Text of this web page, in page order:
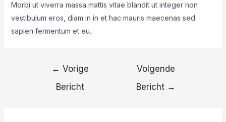
Morbi ut viverra massa mattis vitae blandit ut integer non
vestibulum eros, diam in in et hac mauris maecenas sed
sapien fermentum et eu.
Berichtnavigatie
← Vorige
Bericht
Volgende
Bericht →